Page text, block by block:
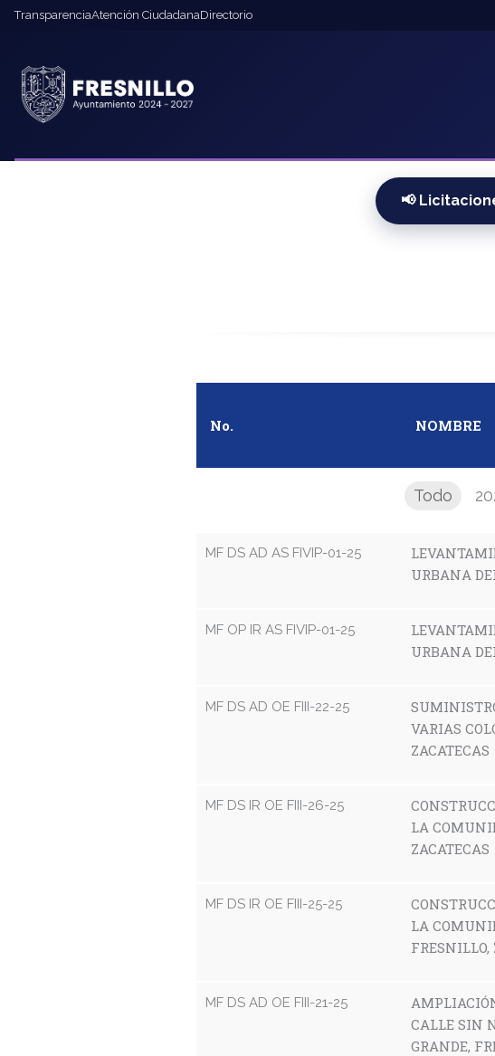
TransparenciaAtención CiudadanaDirectorio
📢
contenido
No. NOMBRE
Todo
MF DS AD AS FIVIP-01-25
URBANA
MF OP IR AS FIVIP-01-25
URBANA
MF DS AD OE FIII-22-25
VARIAS
ZACATECAS
MF DS IR OE FIII-26-25
LA
ZACATECAS
MF DS IR OE FIII-25-25
LA
FRESNILLO,
MF DS AD OE FIII-21-25
CALLE SIN
GRANDE,